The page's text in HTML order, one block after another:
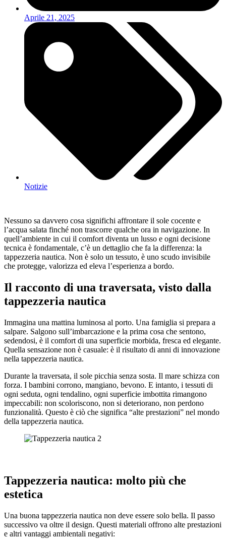
Aprile 21, 2025
Notizie
Nessuno sa davvero cosa significhi affrontare il sole cocente e
l’acqua salata finché non trascorre qualche ora in navigazione. In
quell’ambiente in cui il comfort diventa un lusso e ogni decisione
tecnica è fondamentale, c’è un dettaglio che fa la differenza: la
tappezzeria nautica. Non è solo un tessuto, è uno scudo invisibile
che protegge, valorizza ed eleva l’esperienza a bordo.
Il racconto di una traversata, visto dalla
tappezzeria nautica
Immagina una mattina luminosa al porto. Una famiglia si prepara a
salpare. Salgono sull’imbarcazione e la prima cosa che sentono,
sedendosi, è il comfort di una superficie morbida, fresca ed elegante.
Quella sensazione non è casuale: è il risultato di anni di innovazione
nella tappezzeria nautica.
Durante la traversata, il sole picchia senza sosta. Il mare schizza con
forza. I bambini corrono, mangiano, bevono. E intanto, i tessuti di
ogni seduta, ogni tendalino, ogni superficie imbottita rimangono
impeccabili: non scoloriscono, non si deteriorano, non perdono
funzionalità. Questo è ciò che significa “alte prestazioni” nel mondo
della tappezzeria nautica.
Tappezzeria nautica: molto più che
estetica
Una buona tappezzeria nautica non deve essere solo bella. Il passo
successivo va oltre il design. Questi materiali offrono alte prestazioni
e altri vantaggi ambientali negativi: